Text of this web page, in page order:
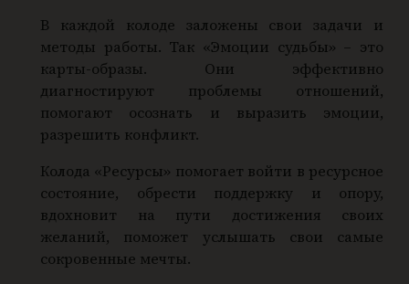
В каждой колоде заложены свои задачи и
методы работы. Так «Эмоции судьбы» – это
карты-образы. Они эффективно
диагностируют проблемы отношений,
помогают осознать и выразить эмоции,
разрешить конфликт.
Колода «Ресурсы» помогает войти в ресурсное
состояние, обрести поддержку и опору,
вдохновит на пути достижения своих
желаний, поможет услышать свои самые
сокровенные мечты.